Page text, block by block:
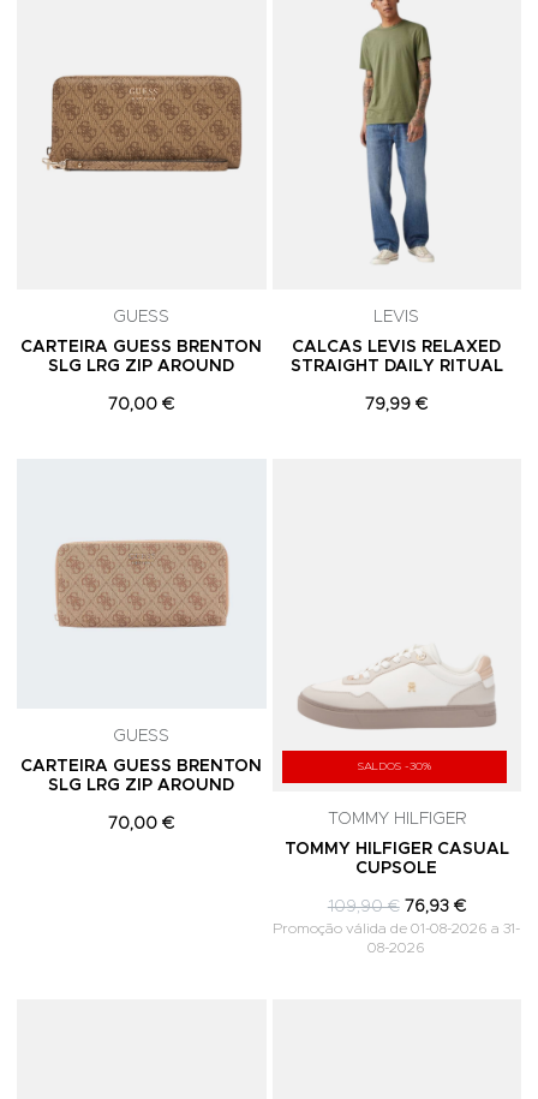
GUESS
CARTEIRA GUESS BRENTON
SLG LRG ZIP AROUND
70,00 €
LEVIS
CALCAS LEVIS RELAXED
STRAIGHT DAILY RITUAL
79,99 €
GUESS
CARTEIRA GUESS BRENTON
SLG LRG ZIP AROUND
70,00 €
SALDOS -30%
TOMMY HILFIGER
TOMMY HILFIGER CASUAL
CUPSOLE
109,90 € 76,93 €
Promoção válida de 01-08-2026 a 31-
08-2026